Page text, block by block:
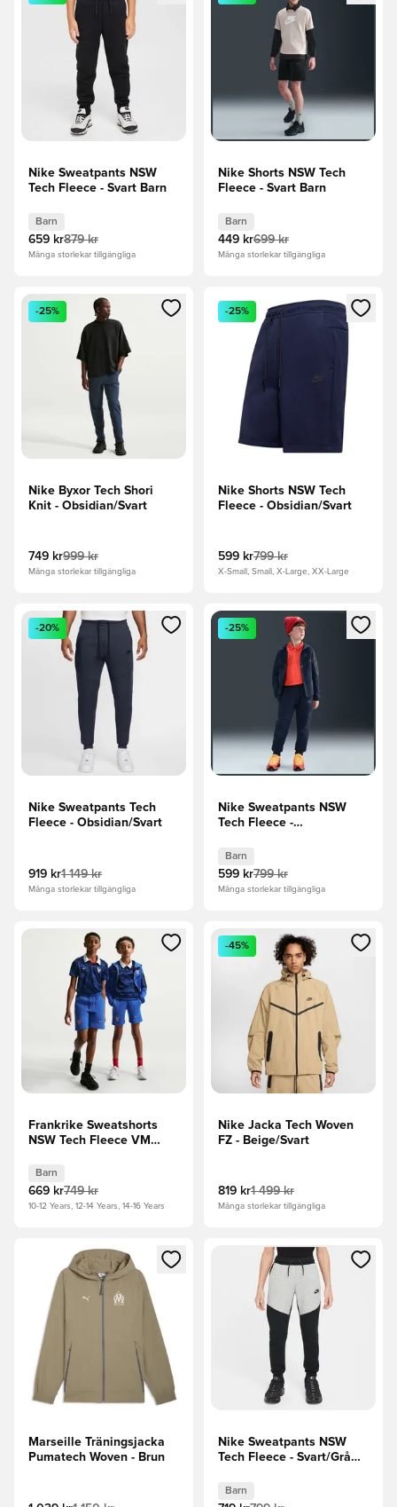
Nike Sweatpants NSW
Tech Fleece - Svart Barn
Barn
659 kr879 kr
Många storlekar tillgängliga
Nike Shorts NSW Tech
Fleece - Svart Barn
Barn
449 kr699 kr
Många storlekar tillgängliga
Öppnar en Modal för att logga in eller registrera dig som
-25%
Nike Byxor Tech Shori
Knit - Obsidian/Svart
749 kr999 kr
Många storlekar tillgängliga
Öppnar en Modal för att
-25%
Nike Shorts NSW Tech
Fleece - Obsidian/Svart
599 kr799 kr
X-Small, Small, X-Large, XX-Large
Öppnar en Modal för att logga in eller registrera dig som
-20%
Nike Sweatpants Tech
Fleece - Obsidian/Svart
919 kr1 149 kr
Många storlekar tillgängliga
Öppnar en Modal för att
-25%
Nike Sweatpants NSW
Tech Fleece -
Barn
599 kr799 kr
Många storlekar tillgängliga
Öppnar en Modal för att logga in eller registrera dig som
Frankrike Sweatshorts
NSW Tech Fleece VM
koppar Barn
Barn
669 kr749 kr
10-12 Years, 12-14 Years, 14-16 Years
Öppnar en Modal för att
-45%
Nike Jacka Tech Woven
FZ - Beige/Svart
819 kr1 499 kr
Många storlekar tillgängliga
Öppnar en Modal för att logga in eller registrera dig som
Marseille Träningsjacka
Pumatech Woven - Brun
Öppnar en Modal för att
Nike Sweatpants NSW
Tech Fleece - Svart/Grå
Barn